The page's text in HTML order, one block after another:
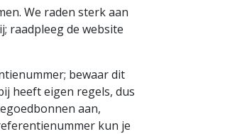
We raden sterk aan
raadpleeg de website
bewaar dit
heeft eigen regels, dus
aan,
kun je